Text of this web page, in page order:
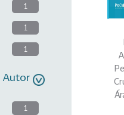
1
1
1
Autor
1